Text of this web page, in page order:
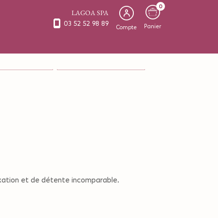
LAGOA SPA
03 52 52 98 89 Compte
0
Panier
et de détente incomparable.